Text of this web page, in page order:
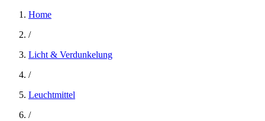
Home
/
Licht & Verdunkelung
/
Leuchtmittel
/